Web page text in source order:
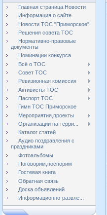
Главная страница.Новости
Информация о сайте
Новости ТОС "Приморское"
Решения совета ТОС
Нормативно-правовые
документы
Номинации конкурса
Всё о ТОС
Совет ТОС
Ревизионная комиссия
Активисты ТОС
Паспорт ТОС
Гимн ТОС Приморское
Мероприятия,проекты
Организации на терри...
Каталог статей
Аудио поздравления с
праздниками
Фотоальбомы
Поговорим,поспорим
Гостевая книга
Обратная связь
Доска объявлений
Информационно-развле...